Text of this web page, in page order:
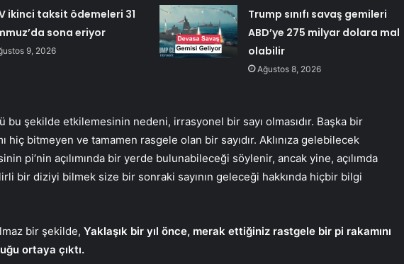
ikinci taksit ödemeleri 31
sona eriyor
9, 2026
Trump sınıfı savaş gemileri
ABD’ye 275 milyar dolara mal
olabilir
Ağustos 8, 2026
bu şekilde etkilemesinin nedeni, irrasyonel bir sayı olmasıdır. Başka bir
hiç bitmeyen ve tamamen rasgele olan bir sayıdır. Aklınıza gelebilecek
pi’nin açılımında bir yerde bulunabileceği söylenir, ancak yine, açılımda
bir diziyi bilmek size bir sonraki sayının geleceği hakkında hiçbir bilgi
bir şekilde, Yaklaşık bir yıl önce, merak ettiğiniz rastgele bir pi rakamını
ortaya çıktı.